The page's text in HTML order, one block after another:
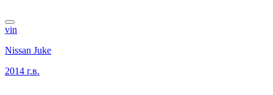
vin
Nissan Juke
2014 г.в.